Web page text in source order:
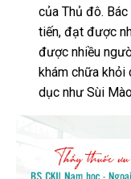
của Thủ đô.
tiến, đạt được
được nhiều
khám chữa khỏi
dục như Sùi